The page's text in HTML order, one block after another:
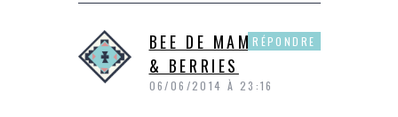
BEE DE MAMA CHIC
& BERRIES
06/06/2014 À 23:16
RÉPONDRE